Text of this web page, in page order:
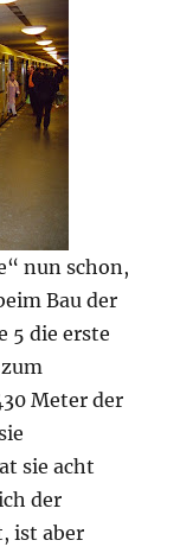
nun schon,
Bau der
5 die erste
Meter der
sie acht
der
ist aber